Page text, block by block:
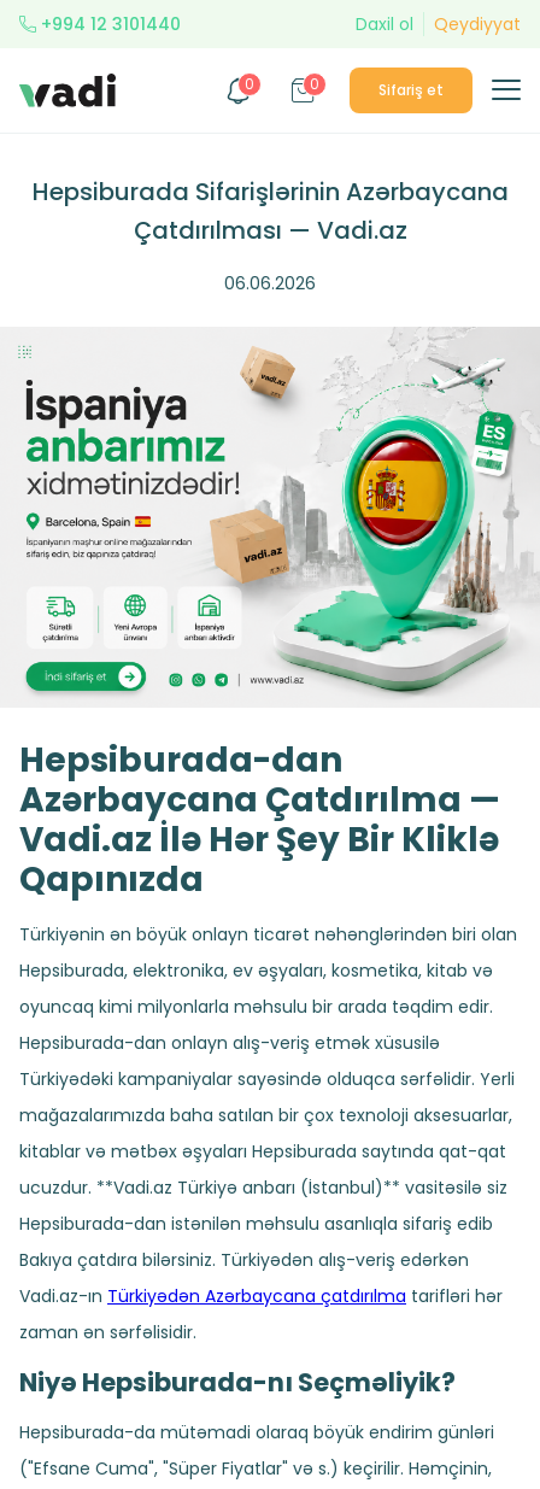
+994 12 3101440 Daxil ol Qeydiyyat
0 0 Sifariş et
Hepsiburada Sifarişlərinin Azərbaycana
Çatdırılması — Vadi.az
06.06.2026
Hepsiburada-dan
Azərbaycana Çatdırılma —
Vadi.az İlə Hər Şey Bir Kliklə
Qapınızda
Türkiyənin ən böyük onlayn ticarət nəhənglərindən biri olan
Hepsiburada, elektronika, ev əşyaları, kosmetika, kitab və
oyuncaq kimi milyonlarla məhsulu bir arada təqdim edir.
Hepsiburada-dan onlayn alış-veriş etmək xüsusilə
Türkiyədəki kampaniyalar sayəsində olduqca sərfəlidir. Yerli
mağazalarımızda baha satılan bir çox texnoloji aksesuarlar,
kitablar və mətbəx əşyaları Hepsiburada saytında qat-qat
ucuzdur. **Vadi.az Türkiyə anbarı (İstanbul)** vasitəsilə siz
Hepsiburada-dan istənilən məhsulu asanlıqla sifariş edib
Bakıya çatdıra bilərsiniz. Türkiyədən alış-veriş edərkən
Vadi.az-ın Türkiyədən Azərbaycana çatdırılma tarifləri hər
zaman ən sərfəlisidir.
Niyə Hepsiburada-nı Seçməliyik?
Hepsiburada-da mütəmadi olaraq böyük endirim günləri
("Efsane Cuma", "Süper Fiyatlar" və s.) keçirilir. Həmçinin,